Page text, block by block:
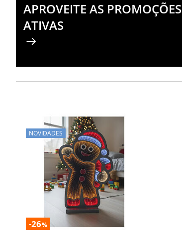
APROVEITE AS PROMOÇÕES
ATIVAS
NOVIDADES
-26%